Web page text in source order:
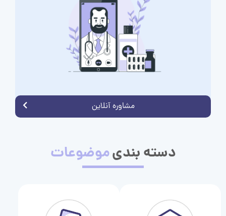
مشاوره آنلاین
دسته بندیموضوعات